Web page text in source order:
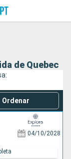
de Quebec
Ordenar
04/10/2028